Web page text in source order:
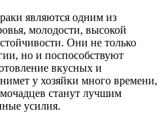
являются одним из
молодости, высокой
Они не только
но и поспособствуют
вкусных и
у хозяйки много времени,
станут лучшим
усилия.